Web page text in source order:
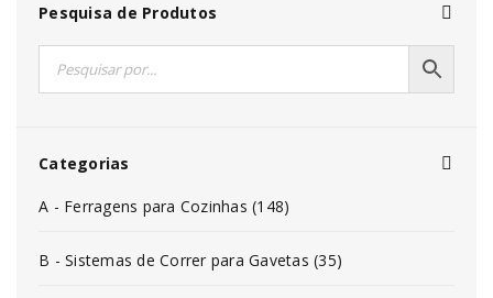
Pesquisa de Produtos
Categorias
A - Ferragens para Cozinhas (148)
B - Sistemas de Correr para Gavetas (35)